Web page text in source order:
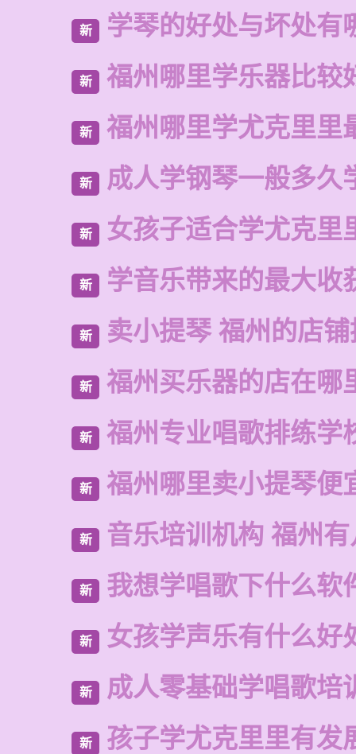
新 学琴的好处与坏处有
新 福州哪里学乐器比较
新 福州哪里学尤克里里
新 成人学钢琴一般多久
新 女孩子适合学尤克里
新 学音乐带来的最大收
新 卖小提琴 福州的店
新 福州买乐器的店在哪
新 福州专业唱歌排练学
新 福州哪里卖小提琴便
新 音乐培训机构 福州
新 我想学唱歌下什么软
新 女孩学声乐有什么好
新 成人零基础学唱歌培
新 孩子学尤克里里有发